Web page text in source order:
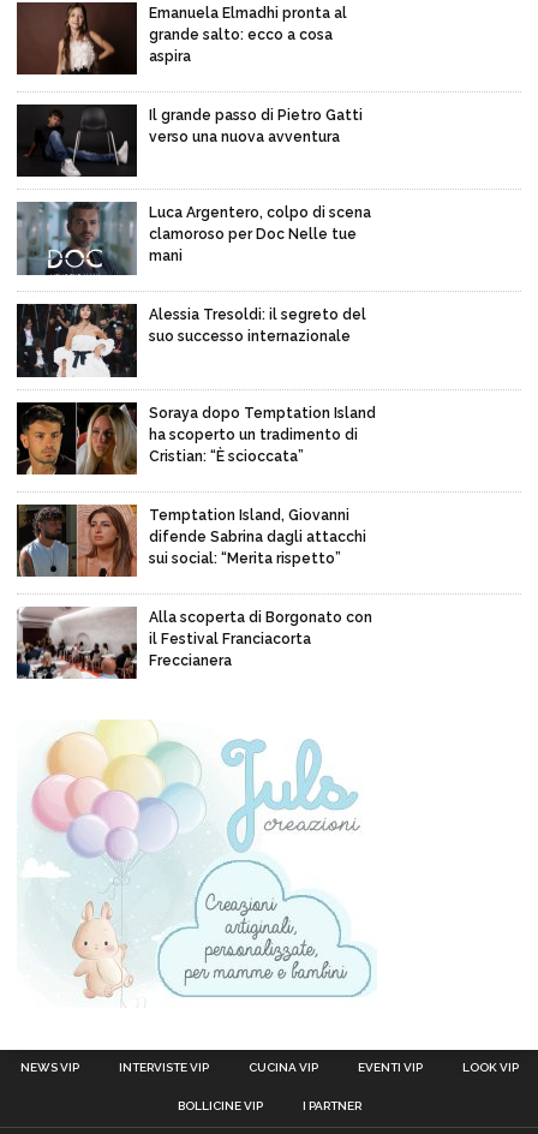
Emanuela Elmadhi pronta al
grande salto: ecco a cosa
aspira
Il grande passo di Pietro Gatti
verso una nuova avventura
Luca Argentero, colpo di scena
clamoroso per Doc Nelle tue
mani
Alessia Tresoldi: il segreto del
suo successo internazionale
Soraya dopo Temptation Island
ha scoperto un tradimento di
Cristian: “È scioccata”
Temptation Island, Giovanni
difende Sabrina dagli attacchi
sui social: “Merita rispetto”
Alla scoperta di Borgonato con
il Festival Franciacorta
Freccianera
NEWS VIP INTERVISTE VIP CUCINA VIP EVENTI VIP LOOK VIP
BOLLICINE VIP I PARTNER